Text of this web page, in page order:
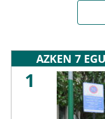
AZKEN 7
1